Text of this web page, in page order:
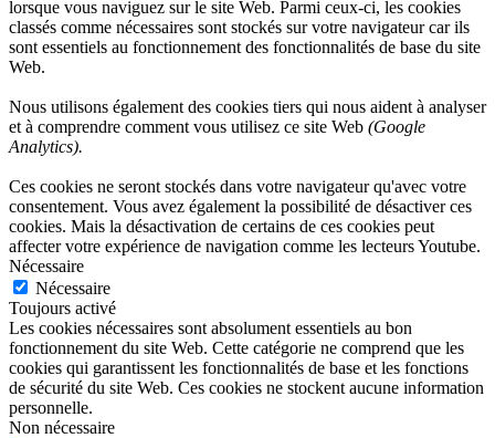
lorsque vous naviguez sur le site Web. Parmi ceux-ci, les cookies
classés comme nécessaires sont stockés sur votre navigateur car ils
sont essentiels au fonctionnement des fonctionnalités de base du site
Web.
Nous utilisons également des cookies tiers qui nous aident à analyser
et à comprendre comment vous utilisez ce site Web (Google
Analytics).
Ces cookies ne seront stockés dans votre navigateur qu'avec votre
consentement. Vous avez également la possibilité de désactiver ces
cookies. Mais la désactivation de certains de ces cookies peut
affecter votre expérience de navigation comme les lecteurs Youtube.
Nécessaire
Nécessaire
Toujours activé
Les cookies nécessaires sont absolument essentiels au bon
fonctionnement du site Web. Cette catégorie ne comprend que les
cookies qui garantissent les fonctionnalités de base et les fonctions
de sécurité du site Web. Ces cookies ne stockent aucune information
personnelle.
Non nécessaire